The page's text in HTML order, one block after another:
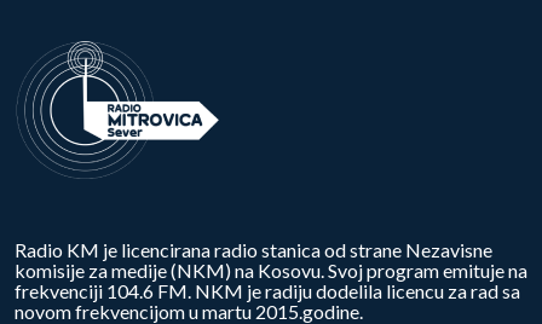
Radio KM je licencirana radio stanica od strane Nezavisne
komisije za medije (NKM) na Kosovu. Svoj program emituje na
frekvenciji 104.6 FM. NKM je radiju dodelila licencu za rad sa
novom frekvencijom u martu 2015.godine.